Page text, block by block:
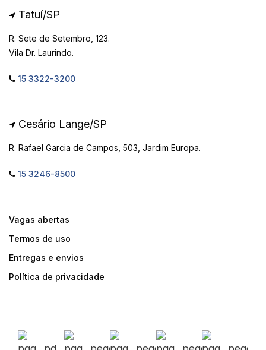
Tatuí/SP
R. Sete de Setembro, 123.
Vila Dr. Laurindo.
15 3322-3200
Cesário Lange/SP
R. Rafael Garcia de Campos, 503, Jardim Europa.
15 3246-8500
Vagas abertas
Termos de uso
Entregas e envios
Política de privacidade